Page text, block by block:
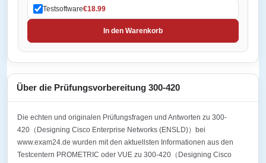
Testsoftware€18.99
In den Warenkorb
Über die Prüfungsvorbereitung 300-420
Die echten und originalen Prüfungsfragen und Antworten zu 300-
420（Designing Cisco Enterprise Networks (ENSLD)）bei
www.exam24.de wurden mit den aktuellsten Informationen aus den
Testcentern PROMETRIC oder VUE zu 300-420（Designing Cisco